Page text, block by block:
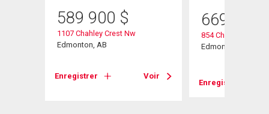
589 900 $
1107 Chahley Crest Nw
Edmonton, AB
Enregistrer Voir
669 800
854 Chahley Way
Edmonton, AB
Enregistrer